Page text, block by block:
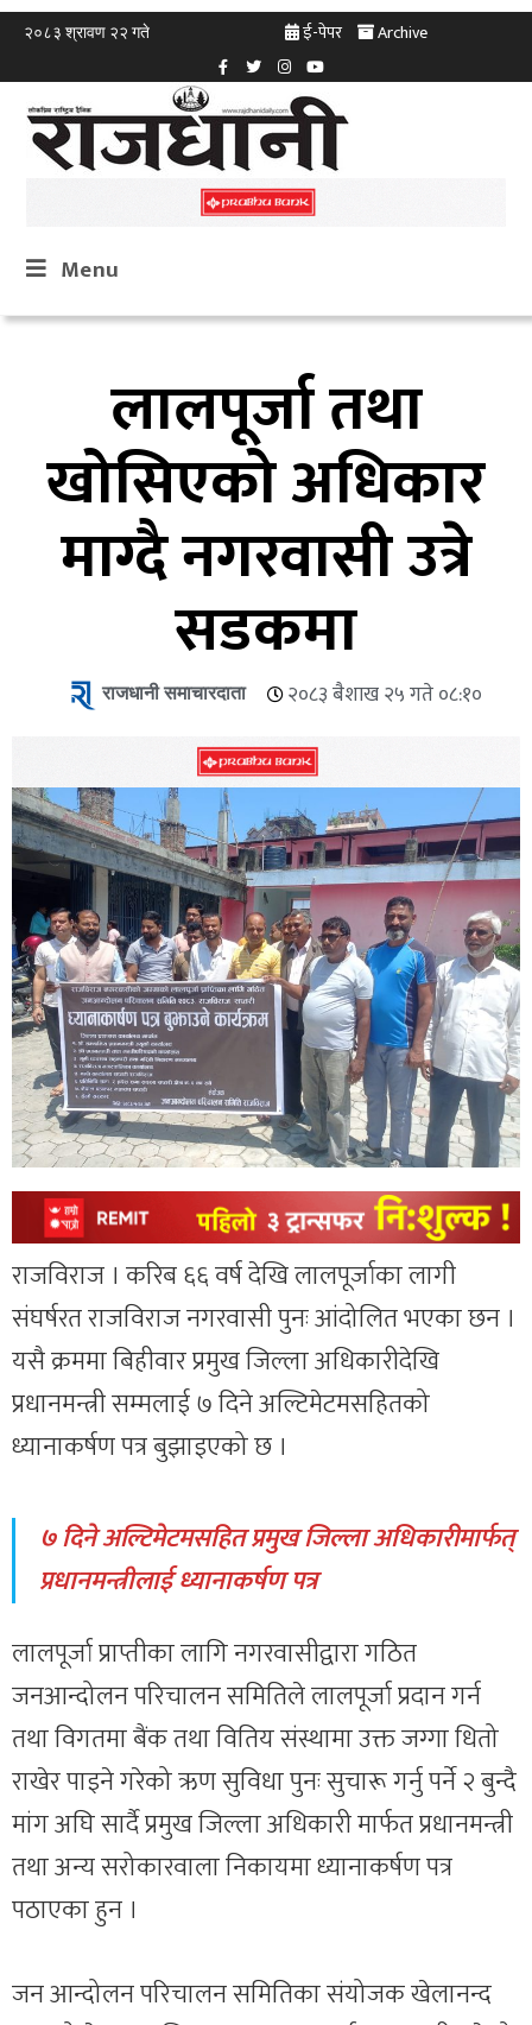
२०८३ श्रावण २२ गते ई-पेपर Archive
Menu
लालपूर्जा तथा
खोसिएको अधिकार
माग्दै नगरवासी उत्रे
सडकमा
राजधानी समाचारदाता २०८३ बैशाख २५ गते ०८:१०
राजविराज । करिब ६६ वर्ष देखि लालपूर्जाका लागी
संघर्षरत राजविराज नगरवासी पुनः आंदोलित भएका छन ।
यसै क्रममा बिहीवार प्रमुख जिल्ला अधिकारीदेखि
प्रधानमन्त्री सम्मलाई ७ दिने अल्टिमेटमसहितको
ध्यानाकर्षण पत्र बुझाइएको छ ।
७ दिने अल्टिमेटमसहित प्रमुख जिल्ला अधिकारीमार्फत्
प्रधानमन्त्रीलाई ध्यानाकर्षण पत्र
लालपूर्जा प्राप्तीका लागि नगरवासीद्वारा गठित
जनआन्दोलन परिचालन समितिले लालपूर्जा प्रदान गर्न
तथा विगतमा बैंक तथा वितिय संस्थामा उक्त जग्गा धितो
राखेर पाइने गरेको ऋण सुविधा पुनः सुचारू गर्नु पर्ने २ बुन्दै
मांग अघि सार्दै प्रमुख जिल्ला अधिकारी मार्फत प्रधानमन्त्री
तथा अन्य सरोकारवाला निकायमा ध्यानाकर्षण पत्र
पठाएका हुन ।
जन आन्दोलन परिचालन समितिका संयोजक खेलानन्द